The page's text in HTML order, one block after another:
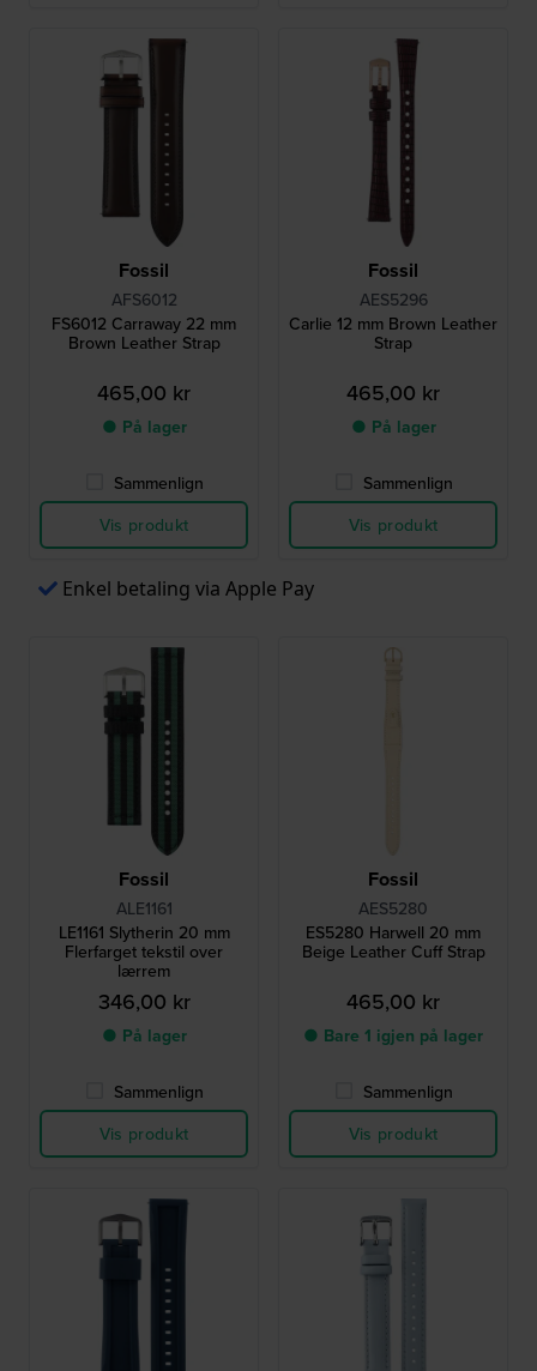
Fossil
AFS6012
FS6012 Carraway 22 mm
Brown Leather Strap
465,00 kr
● På lager
Sammenlign
Vis produkt
Fossil
AES5296
Carlie 12 mm Brown Leather
Strap
465,00 kr
● På lager
Sammenlign
Vis produkt
Enkel betaling via Apple Pay
Fossil
ALE1161
LE1161 Slytherin 20 mm
Flerfarget tekstil over
lærrem
346,00 kr
● På lager
Sammenlign
Vis produkt
Fossil
AES5280
ES5280 Harwell 20 mm
Beige Leather Cuff Strap
465,00 kr
● Bare 1 igjen på lager
Sammenlign
Vis produkt